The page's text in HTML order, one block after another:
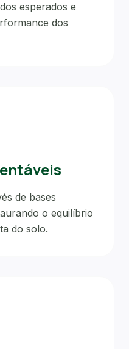
esperados e
dos
de bases
o equilíbrio
do solo.